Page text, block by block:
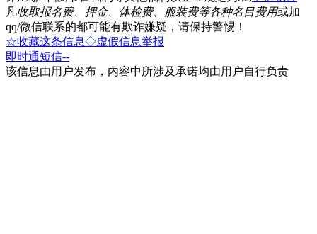
凡收取报名费、押金、体检费、服装费等各种名目费用或加
qq/微信联系的都可能有欺诈嫌疑，请保持警惕！
☆收藏这条信息◇虚假信息举报
即时通短信--
该信息由用户发布，内容中所涉及承诺均由用户自行负责